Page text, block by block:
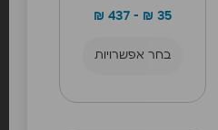
₪ 35
–
₪ 437
בחר אפשרויות